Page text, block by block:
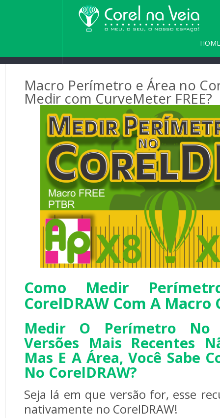
HOME
Macro Perímetro e Área no
Medir com CurveMeter FREE?
Como Medir
CorelDRAW Com A
Medir O Perímetro No
Versões Mais Recentes
Mas E A Área, Você Sabe
No CorelDRAW?
Seja lá em que versão for, esse
nativamente no CorelDRAW!